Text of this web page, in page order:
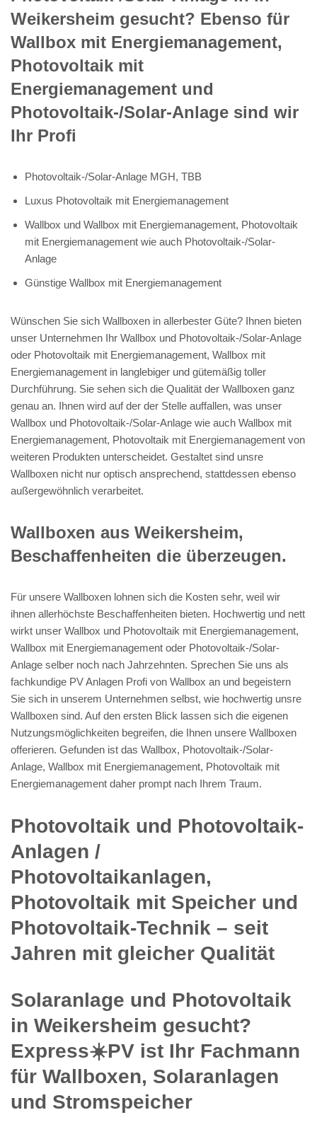
Weikersheim gesucht? Ebenso für
Wallbox mit Energiemanagement,
Photovoltaik mit
Energiemanagement und
Photovoltaik-/Solar-Anlage sind wir
Ihr Profi
Photovoltaik-/Solar-Anlage MGH, TBB
Luxus Photovoltaik mit Energiemanagement
Wallbox und Wallbox mit Energiemanagement, Photovoltaik
mit Energiemanagement wie auch Photovoltaik-/Solar-
Anlage
Günstige Wallbox mit Energiemanagement
Wünschen Sie sich Wallboxen in allerbester Güte? Ihnen bieten
unser Unternehmen Ihr Wallbox und Photovoltaik-/Solar-Anlage
oder Photovoltaik mit Energiemanagement, Wallbox mit
Energiemanagement in langlebiger und gütemäßig toller
Durchführung. Sie sehen sich die Qualität der Wallboxen ganz
genau an. Ihnen wird auf der der Stelle auffallen, was unser
Wallbox und Photovoltaik-/Solar-Anlage wie auch Wallbox mit
Energiemanagement, Photovoltaik mit Energiemanagement von
weiteren Produkten unterscheidet. Gestaltet sind unsre
Wallboxen nicht nur optisch ansprechend, stattdessen ebenso
außergewöhnlich verarbeitet.
Wallboxen aus Weikersheim,
Beschaffenheiten die überzeugen.
Für unsere Wallboxen lohnen sich die Kosten sehr, weil wir
ihnen allerhöchste Beschaffenheiten bieten. Hochwertig und nett
wirkt unser Wallbox und Photovoltaik mit Energiemanagement,
Wallbox mit Energiemanagement oder Photovoltaik-/Solar-
Anlage selber noch nach Jahrzehnten. Sprechen Sie uns als
fachkundige PV Anlagen Profi von Wallbox an und begeistern
Sie sich in unserem Unternehmen selbst, wie hochwertig unsre
Wallboxen sind. Auf den ersten Blick lassen sich die eigenen
Nutzungsmöglichkeiten begreifen, die Ihnen unsere Wallboxen
offerieren. Gefunden ist das Wallbox, Photovoltaik-/Solar-
Anlage, Wallbox mit Energiemanagement, Photovoltaik mit
Energiemanagement daher prompt nach Ihrem Traum.
Photovoltaik und Photovoltaik-
Anlagen /
Photovoltaikanlagen,
Photovoltaik mit Speicher und
Photovoltaik-Technik – seit
Jahren mit gleicher Qualität
Solaranlage und Photovoltaik
in Weikersheim gesucht?
Express☀️PV️ ist Ihr Fachmann
für Wallboxen, Solaranlagen
und Stromspeicher